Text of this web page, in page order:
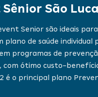
São
Senior são ideais
plano de saúde individual
programas de
com ótimo custo-
é o principal plano